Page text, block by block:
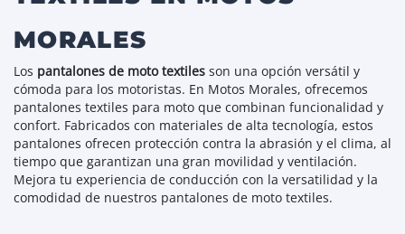
MORALES
Los pantalones de moto textiles son una opción versátil y
cómoda para los motoristas. En Motos Morales, ofrecemos
pantalones textiles para moto que combinan funcionalidad y
confort. Fabricados con materiales de alta tecnología, estos
pantalones ofrecen protección contra la abrasión y el clima, al
tiempo que garantizan una gran movilidad y ventilación.
Mejora tu experiencia de conducción con la versatilidad y la
comodidad de nuestros pantalones de moto textiles.